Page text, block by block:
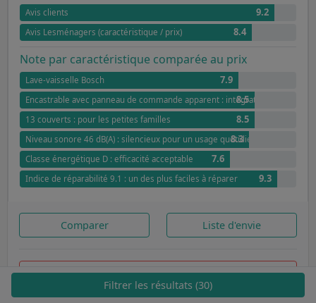
Avis clients 9.2
Avis Lesménagers (caractéristique / prix) 8.4
Note par caractéristique comparée au prix
Lave-vaisselle Bosch 7.9
Encastrable avec panneau de commande apparent : intégration
8.5
13 couverts : pour les petites familles 8.5
Niveau sonore 46 dB(A) : silencieux pour un usage quotidien
8.3
Classe énergétique D : efficacité acceptable 7.6
Indice de réparabilité 9.1 : un des plus faciles à réparer 9.3
Comparer Liste d'envie
-8% 468,00€
Filtrer les résultats (30)